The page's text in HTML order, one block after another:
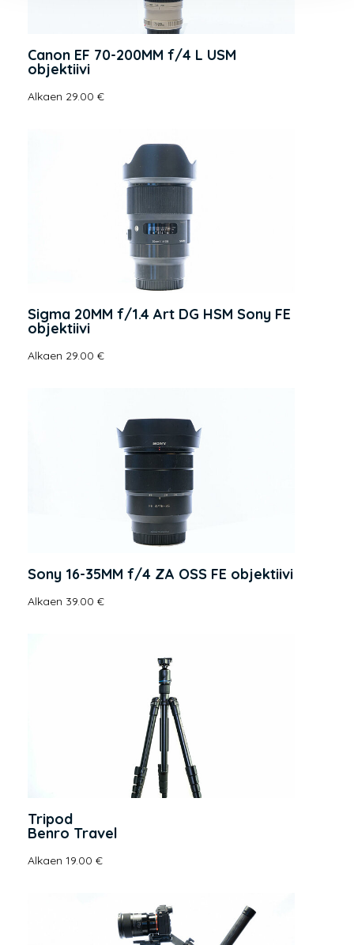
Canon EF 70-200MM f/4 L USM
objektiivi
Alkaen 29.00 €
Sigma 20MM f/1.4 Art DG HSM Sony FE
objektiivi
Alkaen 29.00 €
Sony 16-35MM f/4 ZA OSS FE objektiivi
Alkaen 39.00 €
Tripod
Benro Travel
Alkaen 19.00 €